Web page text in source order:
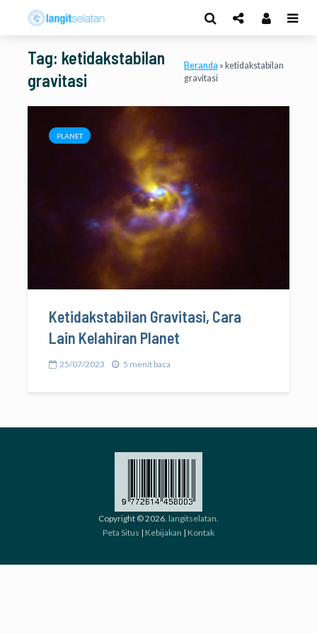
Tag: ketidakstabilan
gravitasi
Beranda » ketidakstabilan
gravitasi
PLANET
Ketidakstabilan Gravitasi, Cara
Lain Kelahiran Planet
25/07/2023 5 menit baca
Copyright © 2026. langitselatan.
Peta Situs | Kebijakan | Kontak